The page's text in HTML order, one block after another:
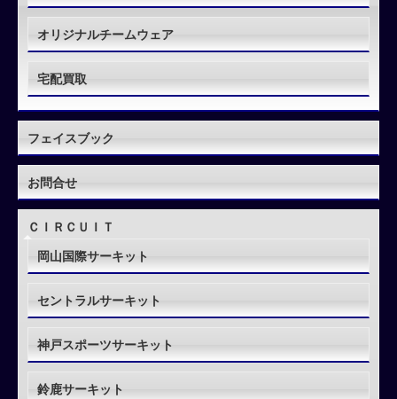
オリジナルチームウェア
宅配買取
フェイスブック
お問合せ
ＣＩＲＣＵＩＴ
岡山国際サーキット
セントラルサーキット
神戸スポーツサーキット
鈴鹿サーキット